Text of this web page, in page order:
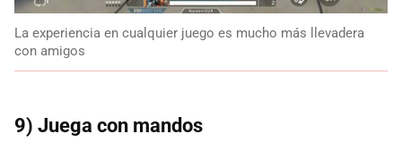
La experiencia en cualquier juego es mucho más llevadera
con amigos
9) Juega con mandos